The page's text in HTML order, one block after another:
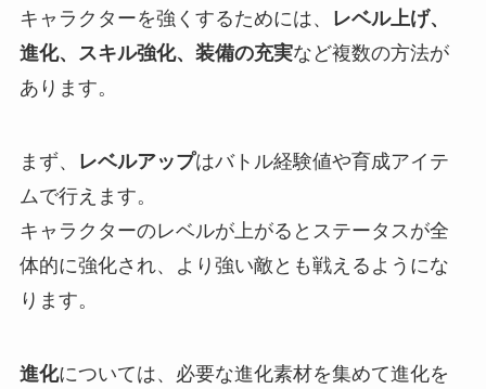
キャラクターを強くするためには、
レベル上げ、
進化、スキル強化、装備の充実など複数の方法が
あります。
まず、 レベルアップはバトル経験値や育成アイテ
ムで行えます。
キャラクターのレベルが上がるとステータスが全
体的に強化され、より強い敵とも戦えるようにな
ります。
進化については、必要な進化素材を集めて進化を